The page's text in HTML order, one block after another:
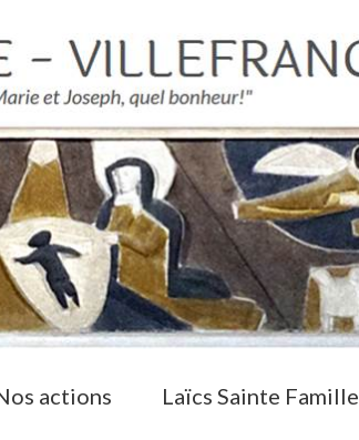
actions Laïcs Sainte Famille